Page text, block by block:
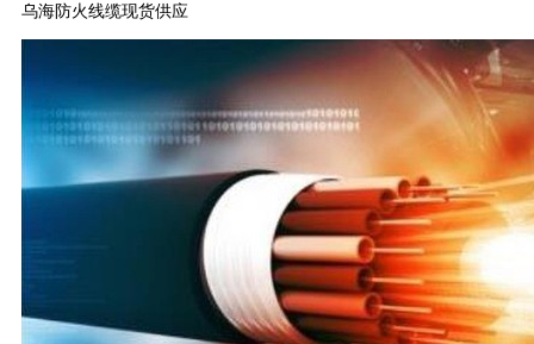
乌海防火线缆现货供应